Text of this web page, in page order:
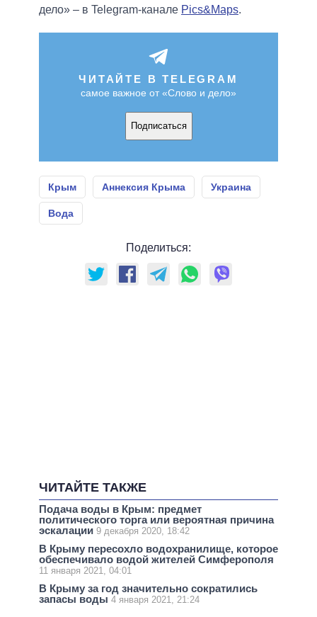
дело» – в Telegram-канале Pics&Maps.
ЧИТАЙТЕ В TELEGRAM
самое важное от «Слово и дело»
Подписаться
Крым Аннексия Крыма Украина
Вода
Поделиться:
ЧИТАЙТЕ ТАКЖЕ
Подача воды в Крым: предмет
политического торга или вероятная причина
эскалации 9 декабря 2020, 18:42
В Крыму пересохло водохранилище, которое
обеспечивало водой жителей Симферополя
11 января 2021, 04:01
В Крыму за год значительно сократились
запасы воды 4 января 2021, 21:24